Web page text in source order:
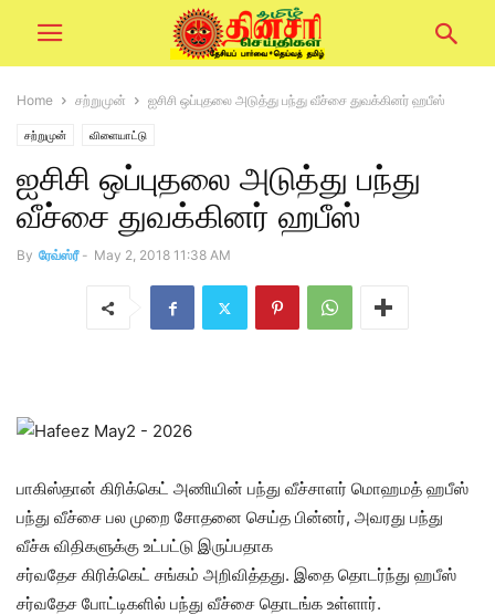
Home சற்றுமுன் ஐசிசி ஒப்புதலை அடுத்து பந்து வீச்சை துவக்கினர் ஹபீஸ்
சற்றுமுன் விளையாட்டு
ஐசிசி ஒப்புதலை அடுத்து பந்து
வீச்சை துவக்கினர் ஹபீஸ்
By ரேவ்ஸ்ரீ - May 2, 2018 11:38 AM
பாகிஸ்தான் கிரிக்கெட் அணியின் பந்து வீச்சாளர் மொஹமத் ஹபீஸ்
பந்து வீச்சை பல முறை சோதனை செய்த பின்னர், அவரது பந்து
வீச்சு விதிகளுக்கு உட்பட்டு இருப்பதாக
சர்வதேச கிரிக்கெட் சங்கம் அறிவித்தது. இதை தொடர்ந்து ஹபீஸ்
சர்வதேச போட்டிகளில் பந்து வீச்சை தொடங்க உள்ளார்.